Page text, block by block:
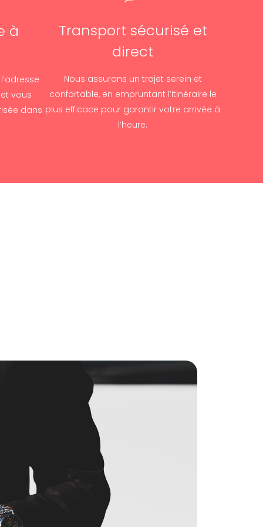
à
vous
dans
Transport sécurisé et
direct
Nous assurons un trajet serein et
confortable, en empruntant l’itinéraire le
plus efficace pour garantir votre arrivée à
l’heure.